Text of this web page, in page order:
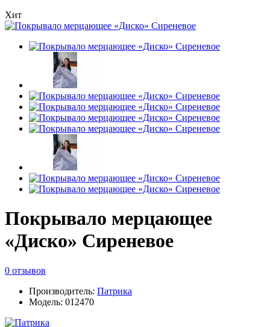
Хит
Покрывало мерцающее
«Диско» Сиреневое
0 отзывов
Производитель: Патрика
Модель: 012470